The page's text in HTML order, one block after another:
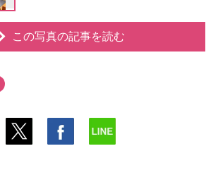
この写真の記事を読む